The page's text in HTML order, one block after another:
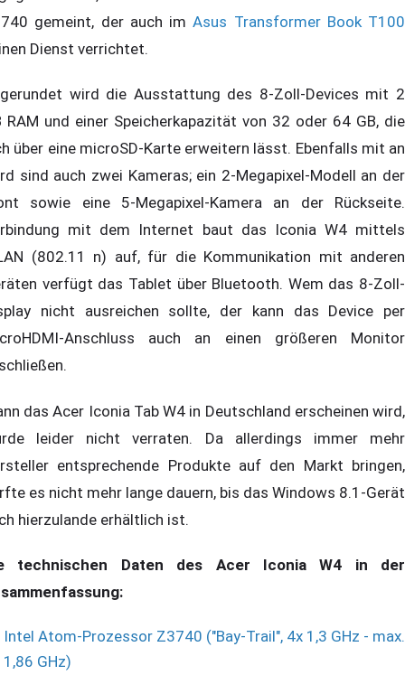
gemeint, der auch imAsus Transformer Book T100
Dienst verrichtet.
wird die Ausstattung des 8-Zoll-Devices mit 2
RAM und einer Speicherkapazität von 32 oder 64 GB, die
über eine microSD-Karte erweitern lässt. Ebenfalls mit an
sind auch zwei Kameras; ein 2-Megapixel-Modell an der
sowie eine 5-Megapixel-Kamera an der Rückseite.
mit dem Internet baut das Iconia W4 mittels
(802.11 n) auf, für die Kommunikation mit anderen
verfügt das Tablet über Bluetooth. Wem das 8-Zoll-
nicht ausreichen sollte, der kann das Device per
Anschluss auch an einen größeren Monitor
das Acer Iconia Tab W4 in Deutschland erscheinen wird,
leider nicht verraten. Da allerdings immer mehr
entsprechende Produkte auf den Markt bringen,
es nicht mehr lange dauern, bis das Windows 8.1-Gerät
hierzulande erhältlich ist.
technischen Daten des Acer Iconia W4 in der
Intel Atom-Prozessor Z3740 ("Bay-Trail", 4x 1,3 GHz - max.
1,86 GHz)